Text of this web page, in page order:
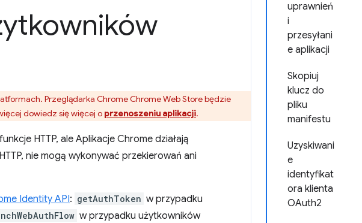
uprawnień
i
przesyłani
e aplikacji
Skopiuj
klucz do
pliku
manifestu
Uzyskiwani
e
identyfikat
ora klienta
OAuth2
Przeglądarka Chrome Chrome Web Store będzie
dowiedz się więcej o przenoszeniu aplikacji.
HTTP, ale Aplikacje Chrome działają
nie mogą wykonywać przekierowań ani
Identity API: getAuthToken w przypadku
w przypadku użytkowników